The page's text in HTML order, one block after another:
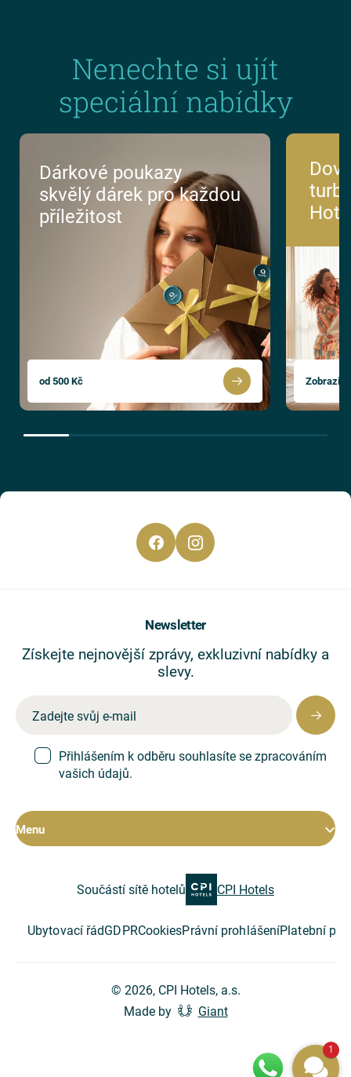
Nenechte si ujít
speciální nabídky
Dárkové poukazy
skvělý dárek pro každou
příležitost
od 500 Kč Zobrazit
Menu
Konference
Newsletter
Získejte nejnovější zprávy, exkluzivní nabídky a
slevy.
Přihlášením k odběru souhlasíte se zpracováním
vašich údajů.
Ubytovací řádGDPRCookiesPrávní prohlášeníPlatební
© 2026, CPI Hotels, a.s.
Součástí sítě hotelů CPI Hotels
Made by Giant
1